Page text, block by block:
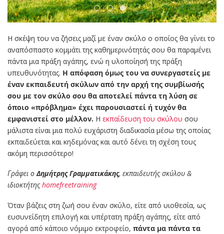
Η σκέψη του να ζήσεις μαζί με έναν σκύλο ο οποίος θα γίνει το
αναπόσπαστο κομμάτι της καθημερινότητάς σου θα παραμένει
πάντα μια πράξη αγάπης, ενώ η υλοποίησή της πράξη
υπευθυνότητας. Η απόφαση όμως του να συνεργαστείς με
έναν εκπαιδευτή σκύλων από την αρχή της συμβίωσής
σου με τον σκύλο σου θα αποτελεί πάντα τη λύση σε
όποιο «πρόβλημα» έχει παρουσιαστεί ή τυχόν θα
εμφανιστεί στο μέλλον. Η εκπαίδευση του σκύλου σου
μάλιστα είναι μια πολύ ευχάριστη διαδικασία μέσω της οποίας
εκπαιδεύεται και κηδεμόνας και αυτό δένει τη σχέση τους
ακόμη περισσότερο!
Γράφει οΔημήτρης Γραμματικάκης, εκπαιδευτής σκύλου &
ιδιοκτήτηςhomefreetraining
Όταν βάζεις στη ζωή σου έναν σκύλο, είτε από υιοθεσία, ως
ευσυνείδητη επιλογή και υπέρτατη πράξη αγάπης, είτε από
αγορά από κάποιο νόμιμο εκτροφείο, πάντα μα πάντα τα